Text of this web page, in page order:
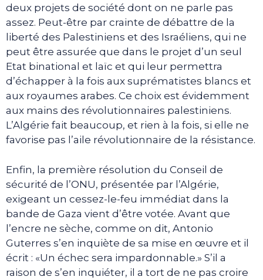
deux projets de société dont on ne parle pas
assez. Peut-être par crainte de débattre de la
liberté des Palestiniens et des Israéliens, qui ne
peut être assurée que dans le projet d’un seul
Etat binational et laïc et qui leur permettra
d’échapper à la fois aux suprématistes blancs et
aux royaumes arabes. Ce choix est évidemment
aux mains des révolutionnaires palestiniens.
L’Algérie fait beaucoup, et rien à la fois, si elle ne
favorise pas l’aile révolutionnaire de la résistance.
Enfin, la première résolution du Conseil de
sécurité de l’ONU, présentée par l’Algérie,
exigeant un cessez-le-feu immédiat dans la
bande de Gaza vient d’être votée. Avant que
l’encre ne sèche, comme on dit, Antonio
Guterres s’en inquiète de sa mise en œuvre et il
écrit : «Un échec sera impardonnable.» S’il a
raison de s’en inquiéter, il a tort de ne pas croire